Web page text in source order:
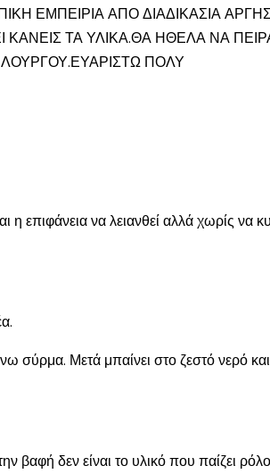
ΕΜΠΕΙΡΙΑ ΑΠΟ ΔΙΑΔΙΚΑΣΙΑ
ΤΑ ΥΛΙΚΑ.ΘΑ ΗΘΕΛΑ ΝΑ
ΠΟΛΥ
επιφάνεια να λειανθεί αλλά χωρίς να
σύρμα. Μετά μπαίνει στο ζεστό νερό
βαφή δεν είναι το υλικό που παίζει